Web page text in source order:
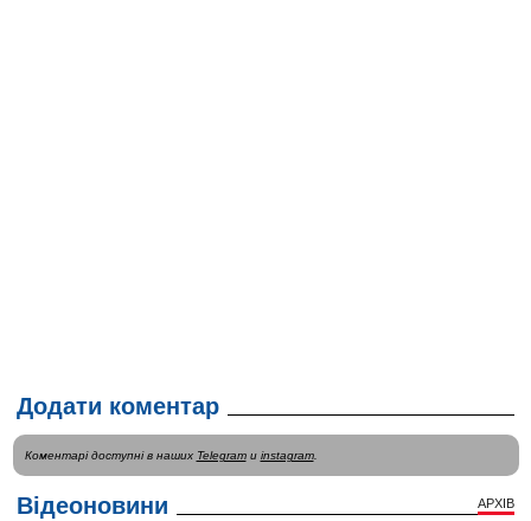
Додати коментар
Коментарі доступні в наших Telegramи instagram.
Відеоновини АРХІВ